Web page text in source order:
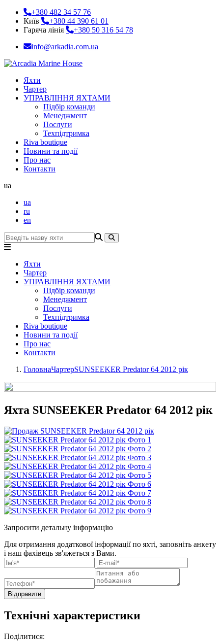
+380 482 34 57 76
Київ
+380 44 390 61 01
Гаряча лінія
+380 50 316 54 78
info@arkadia.com.ua
Яхти
Чартер
УПРАВЛІННЯ ЯХТАМИ
Підбір команди
Менеджмент
Послуги
Техпідтримка
Riva boutique
Новини та події
Про нас
Контакти
ua
ua
ru
en
Яхти
Чартер
УПРАВЛІННЯ ЯХТАМИ
Підбір команди
Менеджмент
Послуги
Техпідтримка
Riva boutique
Новини та події
Про нас
Контакти
ГоловнаЧартерSUNSEEKER Predator 64 2012 рік
Яхта SUNSEEKER Predator 64 2012 рік
Запросити детальну інформацію
Для отримання додаткової інформації по яхті, заповніть анкету
і наш фахівець зв'яжеться з Вами.
Відправити
Технічні характеристики
Поділитися: